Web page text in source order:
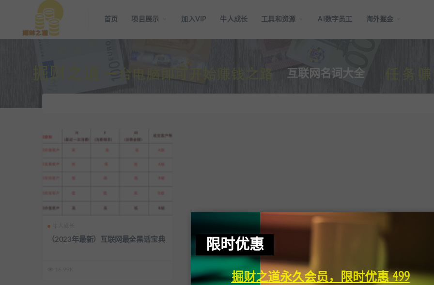
首页 项目展示 加入VIP 牛人成长 工具和资源 AI数字员工 海外掘金
互联网名词大全
（2023年最新）互联网最全黑话宝典 限时优惠
掘财之道永久会员，限时优惠 499